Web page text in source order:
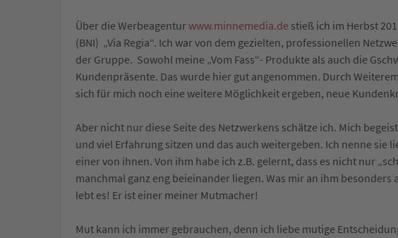
Über die Werbeagenturwww.minnemedia.de stieß ich im Herbst
(BNI) „Via Regia“. Ich war von dem gezielten, professionellen
der Gruppe. Sowohl meine „Vom Fass“- Produkte als auch die
Kundenpräsente. Das wurde hier gut angenommen. Durch
sich für mich noch eine weitere Möglichkeit ergeben, neue
Aber nicht nur diese Seite des Netzwerkens schätze ich. Mich
und viel Erfahrung sitzen und das auch weitergeben. Ich nenne sie
einer von ihnen. Von ihm habe ich z.B. gelernt, dass es nicht nur
manchmal ganz eng beieinander liegen. Was mir an ihm
lebt es! Er ist einer meiner Mutmacher!
Mut kann ich immer gebrauchen, denn ich liebe mutige